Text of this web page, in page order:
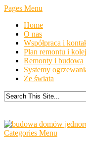
Pages Menu
Home
O nas
Współpraca i
Plan remontu i
Remonty i budowa
Systemy
Ze świata
Categories Menu